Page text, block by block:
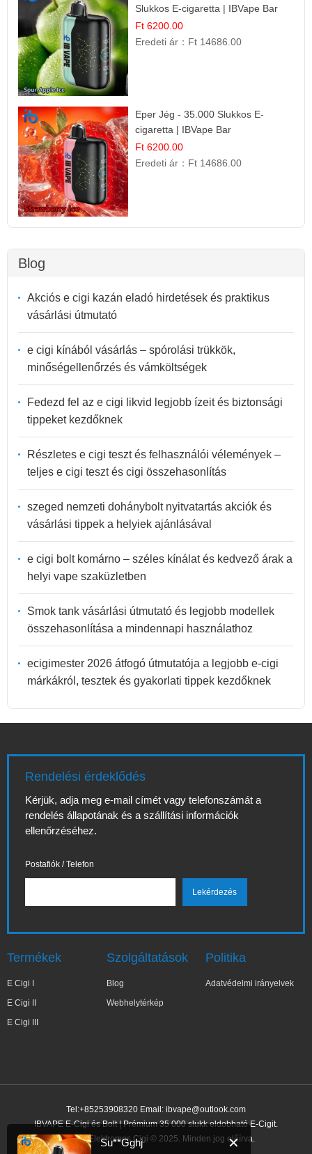
Slukkos E-cigaretta | IBVape Bar
Ft 6200.00
Eredeti ár： Ft 14686.00
Eper Jég - 35.000 Slukkos E-
cigaretta | IBVape Bar
Ft 6200.00
Eredeti ár： Ft 14686.00
Blog
Akciós e cigi kazán eladó hirdetések és praktikus
vásárlási útmutató
e cigi kínából vásárlás – spórolási trükkök,
minőségellenőrzés és vámköltségek
Fedezd fel az e cigi likvid legjobb ízeit és biztonsági
tippeket kezdőknek
Részletes e cigi teszt és felhasználói vélemények –
teljes e cigi teszt és cigi összehasonlítás
szeged nemzeti dohánybolt nyitvatartás akciók és
vásárlási tippek a helyiek ajánlásával
e cigi bolt komárno – széles kínálat és kedvező árak a
helyi vape szaküzletben
Smok tank vásárlási útmutató és legjobb modellek
összehasonlítása a mindennapi használathoz
ecigimester 2026 átfogó útmutatója a legjobb e-cigi
márkákról, tesztek és gyakorlati tippek kezdőknek
Rendelési érdeklődés
Kérjük, adja meg e-mail címét vagy telefonszámát a
rendelés állapotának és a szállítási információk
ellenőrzéséhez.
Postafiók / Telefon
Termékek
E Cigi I
E Cigi II
E Cigi III
Szolgáltatások
Blog
Webhelytérkép
Politika
Adatvédelmi irányelvek
Tel:+85253908320 Email: ibvape@outlook.com
IBVAPE E-Cigi és Bolt | Prémium 35 000 slukk eldobható E-Cigit.
IBVAPE Elektromos Cigi © 2025. Minden jog előírva.
✕
Su**Gghj